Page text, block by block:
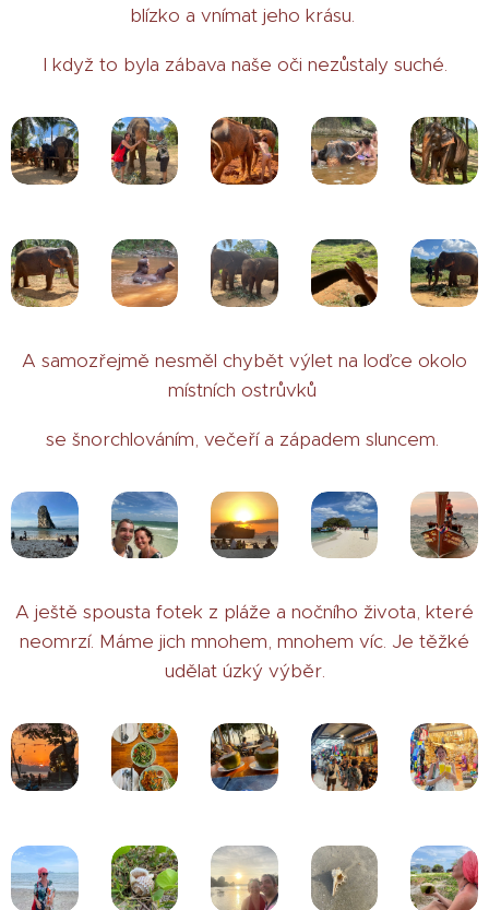
blízko a vnímat jeho krásu.
I když to byla zábava naše oči nezůstaly suché.
A samozřejmě nesměl chybět výlet na loďce okolo
místních ostrůvků
se šnorchlováním, večeří a západem sluncem.
A ještě spousta fotek z pláže a nočního života, které
neomrzí. Máme jich mnohem, mnohem víc. Je těžké
udělat úzký výběr.